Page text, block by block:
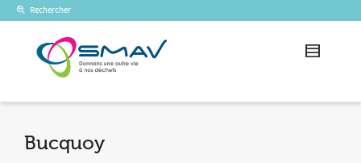
Rechercher
Bucquoy